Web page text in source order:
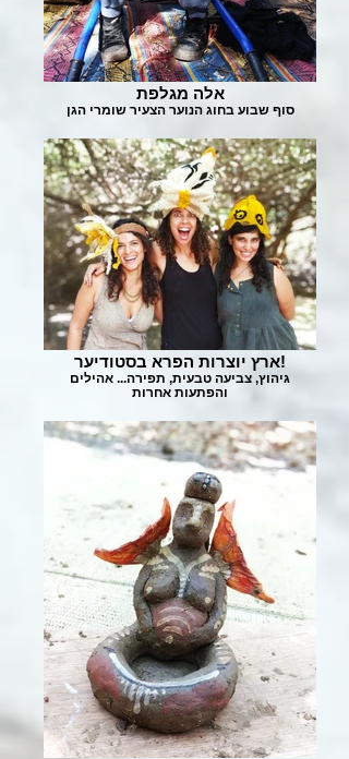
אלה מגלפת
סוף שבוע בחוג הנוער הצעיר שומרי הגן
ארץ יוצרות הפרא בסטודיער!
גיהוץ, צביעה טבעית, תפירה... אהילים
והפתעות אחרות